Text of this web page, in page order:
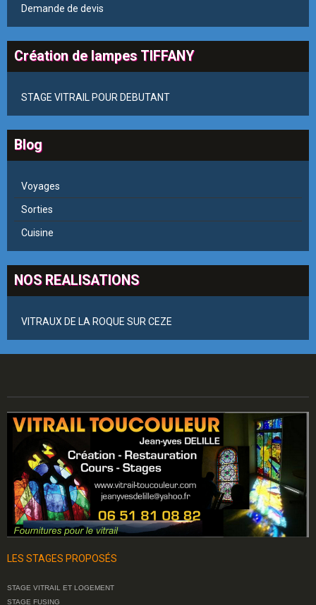
Demande de devis
Création de lampes TIFFANY
STAGE VITRAIL POUR DEBUTANT
Blog
Voyages
Sorties
Cuisine
NOS REALISATIONS
VITRAUX DE LA ROQUE SUR CEZE
LES STAGES PROPOSÉS
STAGE VITRAIL ET LOGEMENT
STAGE FUSING